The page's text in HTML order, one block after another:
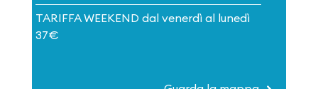
TARIFFA WEEKEND dal venerdì al lunedì
37€